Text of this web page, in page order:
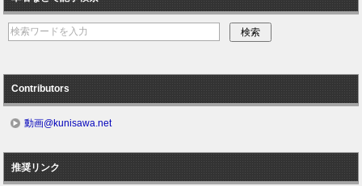
Contributors
動画@kunisawa.net
推奨リンク